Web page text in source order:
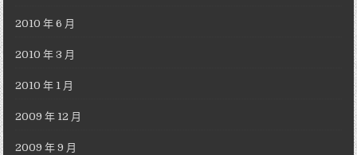
2010 年 6 月
2010 年 3 月
2010 年 1 月
2009 年 12 月
2009 年 9 月